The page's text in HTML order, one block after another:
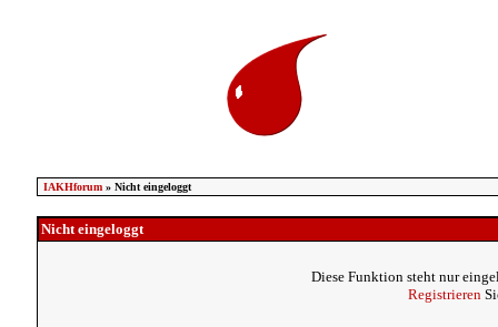
IAKHforum» Nicht eingeloggt
Nicht eingeloggt
Diese Funktion steht nur
Registrieren